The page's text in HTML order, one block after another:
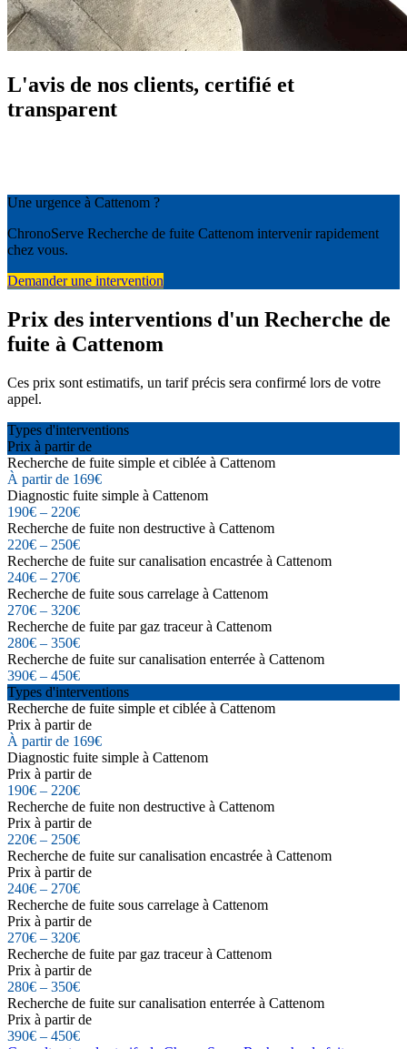
L'avis de nos clients, certifié et
transparent
Une urgence à Cattenom ?
ChronoServe Recherche de fuite Cattenom intervenir rapidement
chez vous.
Demander une intervention
Prix des interventions d'un Recherche de
fuite à Cattenom
Ces prix sont estimatifs, un tarif précis sera confirmé lors de votre
appel.
Types d'interventions
Prix à partir de
Recherche de fuite simple et ciblée à Cattenom
À partir de 169€
Diagnostic fuite simple à Cattenom
190€ – 220€
Recherche de fuite non destructive à Cattenom
220€ – 250€
Recherche de fuite sur canalisation encastrée à Cattenom
240€ – 270€
Recherche de fuite sous carrelage à Cattenom
270€ – 320€
Recherche de fuite par gaz traceur à Cattenom
280€ – 350€
Recherche de fuite sur canalisation enterrée à Cattenom
390€ – 450€
Types d'interventions
Recherche de fuite simple et ciblée à Cattenom
Prix à partir de
À partir de 169€
Diagnostic fuite simple à Cattenom
Prix à partir de
190€ – 220€
Recherche de fuite non destructive à Cattenom
Prix à partir de
220€ – 250€
Recherche de fuite sur canalisation encastrée à Cattenom
Prix à partir de
240€ – 270€
Recherche de fuite sous carrelage à Cattenom
Prix à partir de
270€ – 320€
Recherche de fuite par gaz traceur à Cattenom
Prix à partir de
280€ – 350€
Recherche de fuite sur canalisation enterrée à Cattenom
Prix à partir de
390€ – 450€